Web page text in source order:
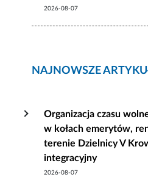
2026-08-07
NAJNOWSZE
Organizacja czasu
w kołach emerytów,
terenie Dzielnicy V
integracyjny
2026-08-07